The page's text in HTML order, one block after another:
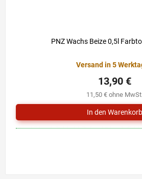
PNZ Wachs Beize 0,5l
Versand in 5
11,50 € ohne
13,90 €